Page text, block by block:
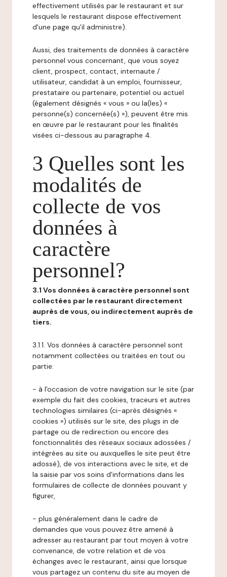
effectivement utilisés par le restaurant et sur
lesquels le restaurant dispose effectivement
d'une page qu'il administre).
Aussi, des traitements de données à caractère
personnel vous concernant, que vous soyez
client, prospect, contact, internaute /
utilisateur, candidat à un emploi, fournisseur,
prestataire ou partenaire, potentiel ou actuel
(également désignés « vous » ou la(les) «
personne(s) concernée(s) »), peuvent être mis
en œuvre par le restaurant pour les finalités
visées ci-dessous au paragraphe 4.
3 Quelles sont les
modalités de
collecte de vos
données à
caractère
personnel?
3.1 Vos données à caractère personnel sont
collectées par le restaurant directement
auprès de vous, ou indirectement auprès de
tiers.
3.1.1. Vos données à caractère personnel sont
notamment collectées ou traitées en tout ou
partie:
- à l'occasion de votre navigation sur le site (par
exemple du fait des cookies, traceurs et autres
technologies similaires (ci-après désignés «
cookies ») utilisés sur le site, des plugs in de
partage ou de redirection ou encore des
fonctionnalités des réseaux sociaux adossées /
intégrées au site ou auxquelles le site peut être
adossé), de vos interactions avec le site, et de
la saisie par vos soins d'informations dans les
formulaires de collecte de données pouvant y
figurer,
- plus généralement dans le cadre de
demandes que vous pouvez être amené à
adresser au restaurant par tout moyen à votre
convenance, de votre relation et de vos
échanges avec le restaurant, ainsi que lorsque
vous partagez un contenu du site au moyen de